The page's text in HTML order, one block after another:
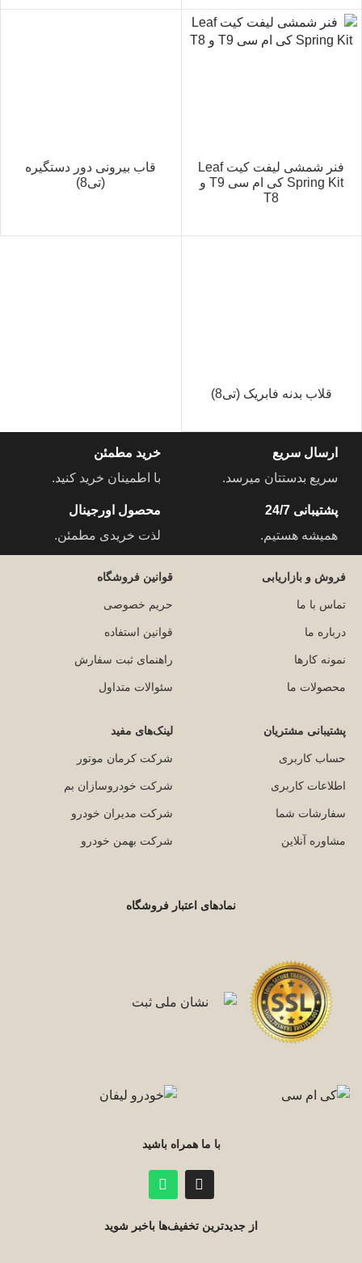
فنر شمشی لیفت‌ کیت Leaf
Spring Kit کی ام سی T9 و
T8
قاب بیرونی دور دستگیره
(تی8)
قلاب بدنه فابریک (تی8)
ارسال سریع
سریع بدستتان میرسد.
خرید مطمئن
با اطمینان خرید کنید.
پشتیبانی 24/7
همیشه هستیم.
محصول اورجینال
لذت خریدی مطمئن.
فروش و بازاریابی
تماس با ما
درباره ما
نمونه کارها
محصولات ما
قوانین فروشگاه
حریم خصوصی
قوانین استفاده
راهنمای ثبت سفارش
سئوالات متداول
پشتیبانی مشتریان
حساب کاربری
اطلاعات کاربری
سفارشات شما
مشاوره آنلاین
لینک‌های مفید
شرکت کرمان موتور
شرکت خودروسازان بم
شرکت مدیران خودرو
شرکت بهمن خودرو
نمادهای اعتبار فروشگاه
با ما همراه باشید
از جدیدترین تخفیف‌ها باخبر شوید